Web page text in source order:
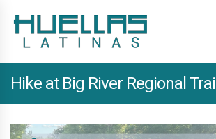
Hike at Big River Regional Trail